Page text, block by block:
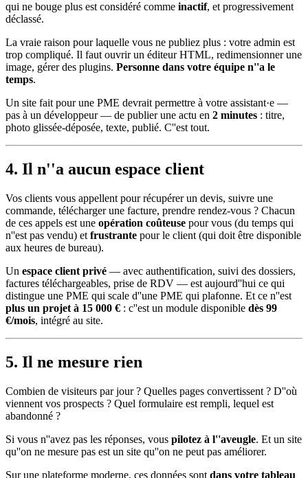
qui ne bouge plus est considéré comme inactif, et progressivement
déclassé.
La vraie raison pour laquelle vous ne publiez plus : votre admin est
trop compliqué. Il faut ouvrir un éditeur HTML, redimensionner une
image, gérer des plugins. Personne dans votre équipe n''a le
temps.
Un site fait pour une PME devrait permettre à votre assistant·e —
pas à un développeur — de publier une actu en 2 minutes : titre,
photo glissée-déposée, texte, publié. C''est tout.
4. Il n''a aucun espace client
Vos clients vous appellent pour récupérer un devis, suivre une
commande, télécharger une facture, prendre rendez-vous ? Chacun
de ces appels est une opération coûteuse pour vous (du temps qui
n''est pas vendu) et frustrante pour le client (qui doit être disponible
aux heures de bureau).
Un espace client privé — avec authentification, suivi des dossiers,
factures téléchargeables, prise de RDV — est aujourd''hui ce qui
distingue une PME qui scale d''une PME qui plafonne. Et ce n''est
plus un projet à 15 000 € : c''est un module disponible dès 99
€/mois, intégré au site.
5. Il ne mesure rien
Combien de visiteurs par jour ? Quelles pages convertissent ? D''où
viennent vos prospects ? Quel formulaire est rempli, lequel est
abandonné ?
Si vous n''avez pas les réponses, vous pilotez à l''aveugle. Et un site
qu''on ne mesure pas est un site qu''on ne peut pas améliorer.
Sur une plateforme moderne, ces données sont dans votre tableau